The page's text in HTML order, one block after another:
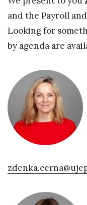
and the Payroll
Looking for
by agenda are